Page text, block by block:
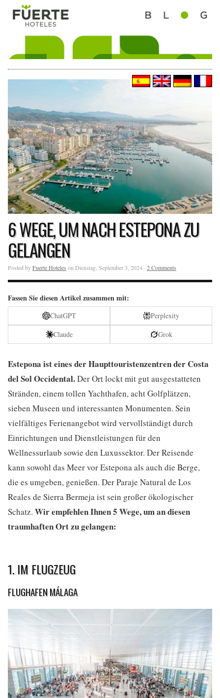
6 WEGE, UM NACH ESTEPONA ZU
GELANGEN
Posted byFuerte Hoteles on Dienstag, September 3, 2024 · 2 Comments
Fassen Sie diesen Artikel zusammen mit:
ChatGPT
Perplexity
Claude
Grok
Estepona ist eines der Haupttouristenzentren der Costa
del Sol Occidental.Der Ort lockt mit gut ausgestatteten
Stränden, einem tollen Yachthafen, acht Golfplätzen,
sieben Museen und interessanten Monumenten. Sein
vielfältiges Ferienangebot wird vervollständigt durch
Einrichtungen und Dienstleistungen für den
Wellnessurlaub sowie den Luxussektor. Der Reisende
kann sowohl das Meer vor Estepona als auch die Berge,
die es umgeben, genießen. Der Paraje Natural de Los
Reales de Sierra Bermeja ist sein großer ökologischer
Schatz. Wir empfehlen Ihnen 5 Wege, um an diesen
traumhaften Ort zu gelangen:
1. IM FLUGZEUG
FLUGHAFEN MÁLAGA